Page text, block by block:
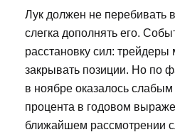
Лук должен не перебивать
слегка дополнять его.
расстановку сил: трейдеры
закрывать позиции. Но по
в ноябре оказалось слабым
процента в годовом
ближайшем рассмотрении